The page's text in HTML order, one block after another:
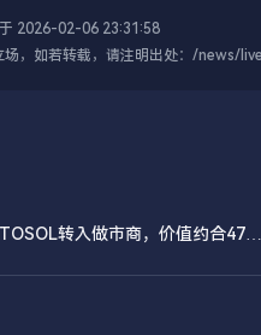
2026-02-06 23:31:58
场，如若转载，请注明出处：/news/
转入做市商，价值约合4700